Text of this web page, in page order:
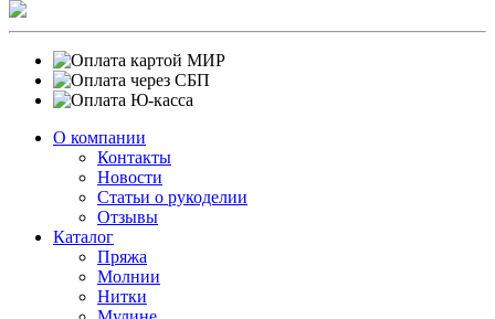
О компании
Контакты
Новости
Статьи о рукоделии
Отзывы
Каталог
Пряжа
Молнии
Нитки